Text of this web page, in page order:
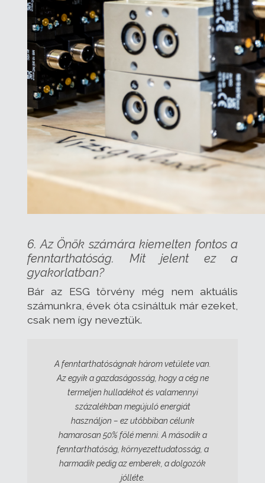
6. Az Önök számára kiemelten fontos a
fenntarthatóság. Mit jelent ez a
gyakorlatban?
Bár az ESG törvény még nem aktuális
számunkra, évek óta csináltuk már ezeket,
csak nem így neveztük.
A fenntarthatóságnak három vetülete van.
Az egyik a gazdaságosság, hogy a cég ne
termeljen hulladékot és valamennyi
százalékban megújuló energiát
használjon – ez utóbbiban célunk
hamarosan 50% fölé menni. A második a
fenntarthatóság, környezettudatosság, a
harmadik pedig az emberek, a dolgozók
jólléte.